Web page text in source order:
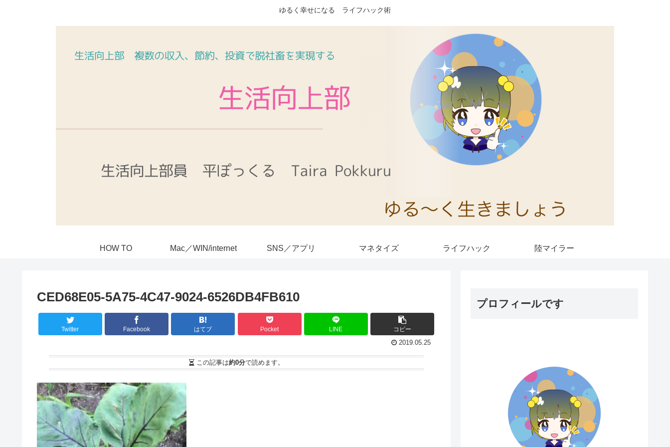
ゆるく幸せになる ライフハック術
HOW TO Mac／WIN/internet SNS／アプリ マネタイズ ライフハック 陸マイラー
CED68E05-5A75-4C47-9024-6526DB4FB610
Twitter Facebook はてブ Pocket LINE
コピー
2019.05.25
この記事は約0分で読めます。
プロフィールです